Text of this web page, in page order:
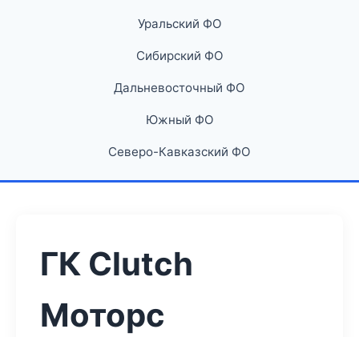
Уральский ФО
Сибирский ФО
Дальневосточный ФО
Южный ФО
Северо-Кавказский ФО
ГК Clutch
Моторс